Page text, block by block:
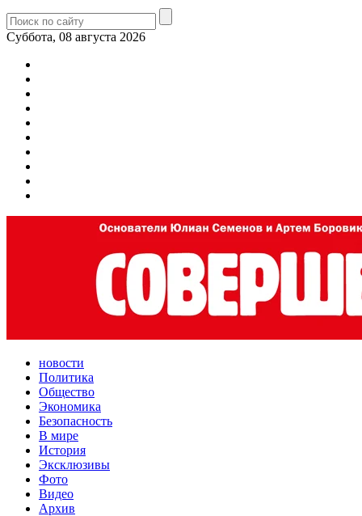
Суббота, 08 августа 2026
новости
Политика
Общество
Экономика
Безопасность
В мире
История
Эксклюзивы
Фото
Видео
Архив